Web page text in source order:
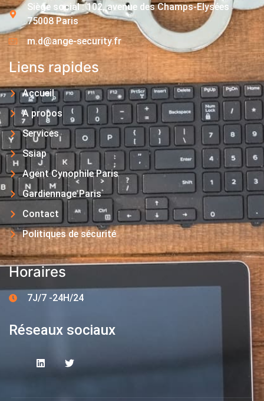
Siège social : 102, avenue des Champs-Elysées
75008 Paris
m.d@ange-security.fr
Liens rapides
Accueil
A propos
Services
Ssiap
Agent Cynophile Paris
Gardiennage Paris
Contact
Politiques de sécurité
Horaires
7J/7 -24H/24
Réseaux sociaux